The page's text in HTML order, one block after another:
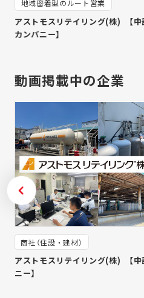
地域密着型のルート営業
アストモスリテイリング(株) 【中
カンパニー】
動画掲載中の企業
商社（住設・建材）
アストモスリテイリング(株) 【中
ニー】